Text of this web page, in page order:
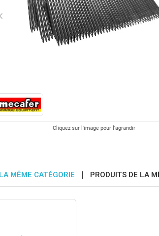
Précédent
Cliquez sur l'image pour l'agrandir
MÊME CATÉGORIE PRODUITS DE LA